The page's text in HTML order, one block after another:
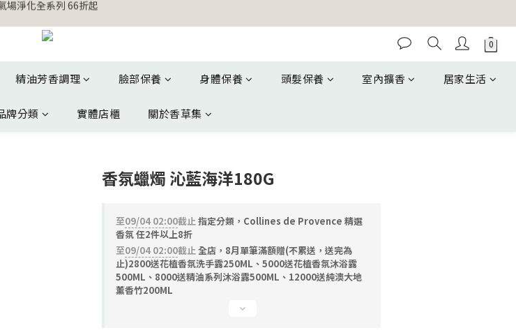
費 不限金額 即送 香遇熊超人行李吊牌
費 不限金額 即送 香遇熊超人行李吊牌
包10入X3 原價960元 特價680元
精油芳香調理 臉部保養 身體保養 頭髮保養 室內擴香 居家生活
牌分類 實體店櫃 關於香草集
香氛蠟燭 沁藍海洋180G
至09/04 02:00截止指定分類，Collines de Provence 精選
香氛 任2件以上8折
至09/04 02:00截止全店，8月單筆滿額贈(不累送，送完為
止)2800送花植香氛洗手露250ML、5000送花植香氛沐浴露
500ML、8000送精油系列沐浴露500ML、12000送純澳大地
薰香竹200ML